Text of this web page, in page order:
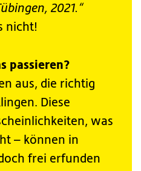
2021.“
nicht!
passieren?
aus, die richtig
Diese
was
– können in
frei erfunden